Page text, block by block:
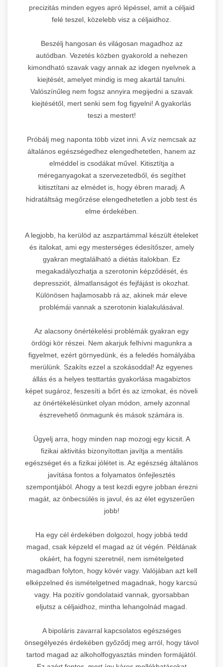
precizitás minden egyes apró lépéssel, amit a céljaid
felé teszel, közelebb visz a céljaidhoz.
Beszélj hangosan és világosan magadhoz az
autódban. Vezetés közben gyakorold a nehezen
kimondható szavak vagy annak az idegen nyelvnek a
kiejtését, amelyet mindig is meg akartál tanulni.
Valószínűleg nem fogsz annyira megijedni a szavak
kiejtésétől, mert senki sem fog figyelni! A gyakorlás
teszi a mestert!
Próbálj meg naponta több vizet inni. A víz nemcsak az
általános egészségedhez elengedhetetlen, hanem az
elméddel is csodákat művel. Kitisztítja a
méreganyagokat a szervezetedből, és segíthet
kitisztítani az elmédet is, hogy ébren maradj. A
hidratáltság megőrzése elengedhetetlen a jobb test és
elme érdekében.
A legjobb, ha kerülöd az aszpartámmal készült ételeket
és italokat, ami egy mesterséges édesítőszer, amely
gyakran megtalálható a diétás italokban. Ez
megakadályozhatja a szerotonin képződését, és
depressziót, álmatlanságot és fejfájást is okozhat.
Különösen hajlamosabb rá az, akinek már eleve
problémái vannak a szerotonin kialakulásával.
Az alacsony önértékelési problémák gyakran egy
ördögi kör részei. Nem akarjuk felhívni magunkra a
figyelmet, ezért görnyedünk, és a feledés homályába
merülünk. Szakíts ezzel a szokásoddal! Az egyenes
állás és a helyes testtartás gyakorlása magabiztos
képet sugároz, feszesíti a bőrt és az izmokat, és növeli
az önértékelésünket olyan módon, amely azonnal
észrevehető önmagunk és mások számára is.
Ügyelj arra, hogy minden nap mozogj egy kicsit. A
fizikai aktivitás bizonyítottan javítja a mentális
egészséget és a fizikai jólétet is. Az egészség általános
javítása fontos a folyamatos önfejlesztés
szempontjából. Ahogy a test kezdi egyre jobban érezni
magát, az önbecsülés is javul, és az élet egyszerűen
jobb!
Ha egy cél érdekében dolgozol, hogy jobbá tedd
magad, csak képzeld el magad az út végén. Példának
okáért, ha fogyni szeretnél, nem ismételgeted
magadban folyton, hogy kövér vagy. Valójában azt kell
elképzelned és ismételgetned magadnak, hogy karcsú
vagy. Ha pozitív gondolataid vannak, gyorsabban
eljutsz a céljaidhoz, mintha lehangolnád magad.
A bipoláris zavarral kapcsolatos egészséges
önsegélyezés érdekében győződj meg arról, hogy távol
tartod magad az alkoholfogyasztás minden formájától.